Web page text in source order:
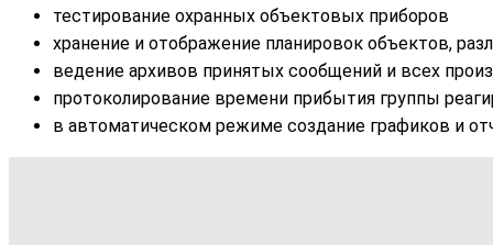
тестирование охранных объектовых приборов
хранение и отображение планировок объектов,
ведение архивов принятых сообщений и всех
протоколирование времени прибытия группы
в автоматическом режиме создание графиков и